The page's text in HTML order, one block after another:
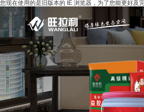
您现在使用的是旧版本的 IE 浏览器，为了您能更